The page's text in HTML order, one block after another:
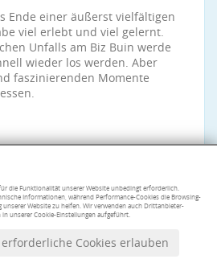
Ende einer äußerst vielfältigen
viel erlebt und viel gelernt.
Unfalls am Biz Buin werde
wieder los werden. Aber
faszinierenden Momente
die Funktionalität unserer Website unbedingt erforderlich.
Informationen, während Performance-Cookies die Browsing-
Website zu helfen. Wir verwenden auch Drittanbieter-
unserer Cookie-Einstellungen aufgeführt.
Cookies erlauben